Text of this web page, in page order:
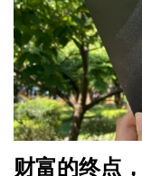
财富的终点